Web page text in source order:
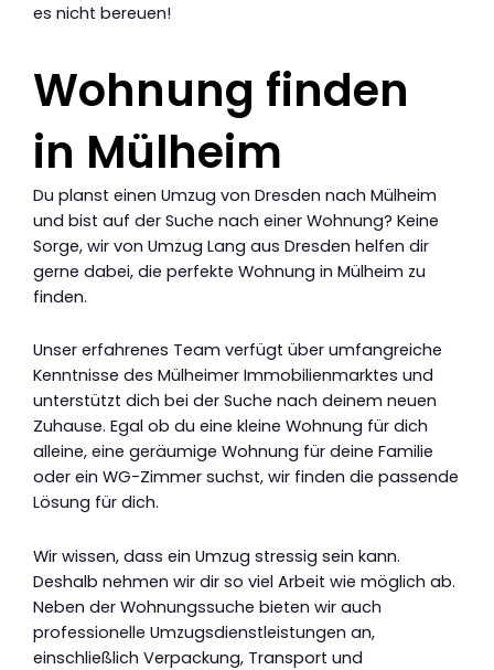
es nicht bereuen!
Wohnung finden
in Mülheim
Du planst einen Umzug von Dresden nach Mülheim
und bist auf der Suche nach einer Wohnung? Keine
Sorge, wir von Umzug Lang aus Dresden helfen dir
gerne dabei, die perfekte Wohnung in Mülheim zu
finden.
Unser erfahrenes Team verfügt über umfangreiche
Kenntnisse des Mülheimer Immobilienmarktes und
unterstützt dich bei der Suche nach deinem neuen
Zuhause. Egal ob du eine kleine Wohnung für dich
alleine, eine geräumige Wohnung für deine Familie
oder ein WG-Zimmer suchst, wir finden die passende
Lösung für dich.
Wir wissen, dass ein Umzug stressig sein kann.
Deshalb nehmen wir dir so viel Arbeit wie möglich ab.
Neben der Wohnungssuche bieten wir auch
professionelle Umzugsdienstleistungen an,
einschließlich Verpackung, Transport und